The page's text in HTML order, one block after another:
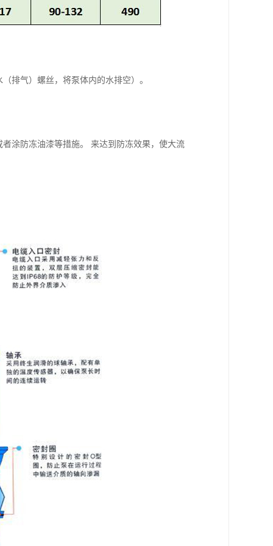
排气）螺丝，将泵体内的水排空）。
涂防冻油漆等措施。 来达到防冻效果，使大流